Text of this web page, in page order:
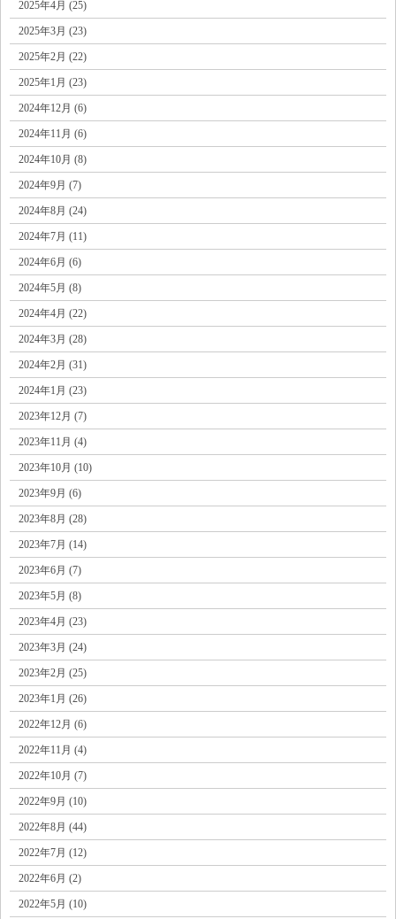
2025年4月 (25)
2025年3月 (23)
2025年2月 (22)
2025年1月 (23)
2024年12月 (6)
2024年11月 (6)
2024年10月 (8)
2024年9月 (7)
2024年8月 (24)
2024年7月 (11)
2024年6月 (6)
2024年5月 (8)
2024年4月 (22)
2024年3月 (28)
2024年2月 (31)
2024年1月 (23)
2023年12月 (7)
2023年11月 (4)
2023年10月 (10)
2023年9月 (6)
2023年8月 (28)
2023年7月 (14)
2023年6月 (7)
2023年5月 (8)
2023年4月 (23)
2023年3月 (24)
2023年2月 (25)
2023年1月 (26)
2022年12月 (6)
2022年11月 (4)
2022年10月 (7)
2022年9月 (10)
2022年8月 (44)
2022年7月 (12)
2022年6月 (2)
2022年5月 (10)